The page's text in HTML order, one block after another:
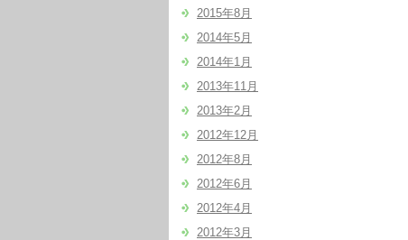
2015年8月
2014年5月
2014年1月
2013年11月
2013年2月
2012年12月
2012年8月
2012年6月
2012年4月
2012年3月